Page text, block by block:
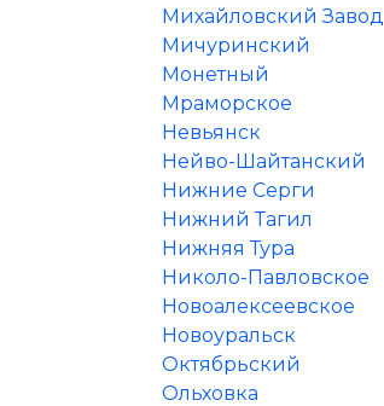
Михайловский Завод
Мичуринский
Монетный
Мраморское
Невьянск
Нейво-Шайтанский
Нижние Серги
Нижний Тагил
Нижняя Тура
Николо-Павловское
Новоалексеевское
Новоуральск
Октябрьский
Ольховка